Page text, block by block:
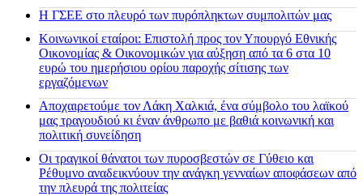
H ΓΣΕΕ στο πλευρό των πυρόπληκτων συμπολιτών μας
Κοινωνικοί εταίροι: Επιστολή προς τον Υπουργό Εθνικής
Οικονομίας & Οικονομικών για αύξηση από τα 6 στα 10
ευρώ του ημερήσιου ορίου παροχής σίτισης των
εργαζόμενων
Αποχαιρετούμε τον Λάκη Χαλκιά, ένα σύμβολο του λαϊκού
μας τραγουδιού κι έναν άνθρωπο με βαθιά κοινωνική και
πολιτική συνείδηση
Οι τραγικοί θάνατοι των πυροσβεστών σε Γύθειο και
Ρέθυμνο αναδεικνύουν την ανάγκη γενναίων αποφάσεων από
την πλευρά της πολιτείας